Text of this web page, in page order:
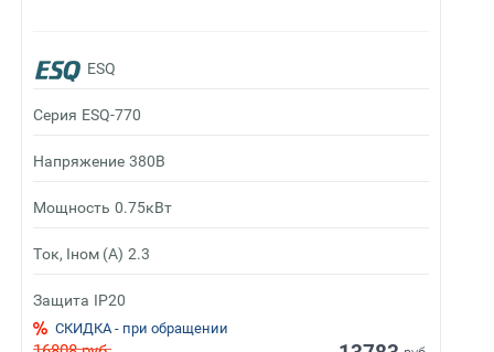
ESQ
Серия ESQ-770
Напряжение 380В
Мощность 0.75кВт
Ток, Iном (А) 2.3
Защита IP20
СКИДКА - при обращении